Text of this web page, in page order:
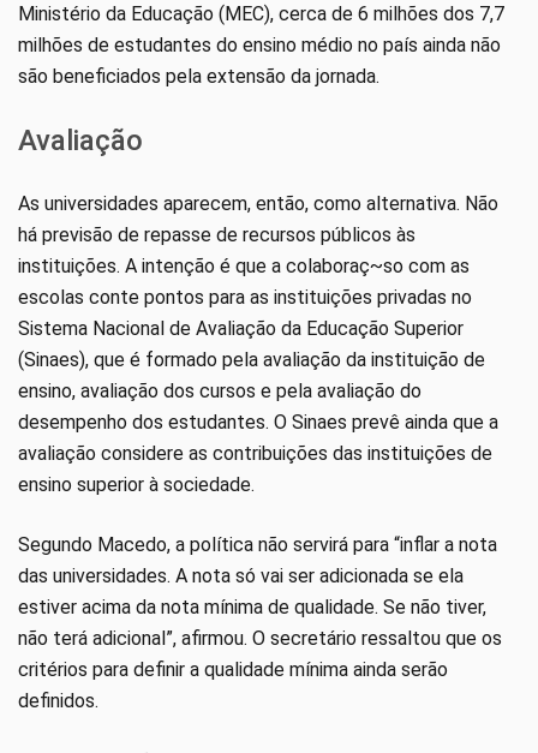
Ministério da Educação (MEC), cerca de 6 milhões dos 7,7
milhões de estudantes do ensino médio no país ainda não
são beneficiados pela extensão da jornada.
Avaliação
As universidades aparecem, então, como alternativa. Não
há previsão de repasse de recursos públicos às
instituições. A intenção é que a colaboraç~so com as
escolas conte pontos para as instituições privadas no
Sistema Nacional de Avaliação da Educação Superior
(Sinaes), que é formado pela avaliação da instituição de
ensino, avaliação dos cursos e pela avaliação do
desempenho dos estudantes. O Sinaes prevê ainda que a
avaliação considere as contribuições das instituições de
ensino superior à sociedade.
Segundo Macedo, a política não servirá para “inflar a nota
das universidades. A nota só vai ser adicionada se ela
estiver acima da nota mínima de qualidade. Se não tiver,
não terá adicional”, afirmou. O secretário ressaltou que os
critérios para definir a qualidade mínima ainda serão
definidos.